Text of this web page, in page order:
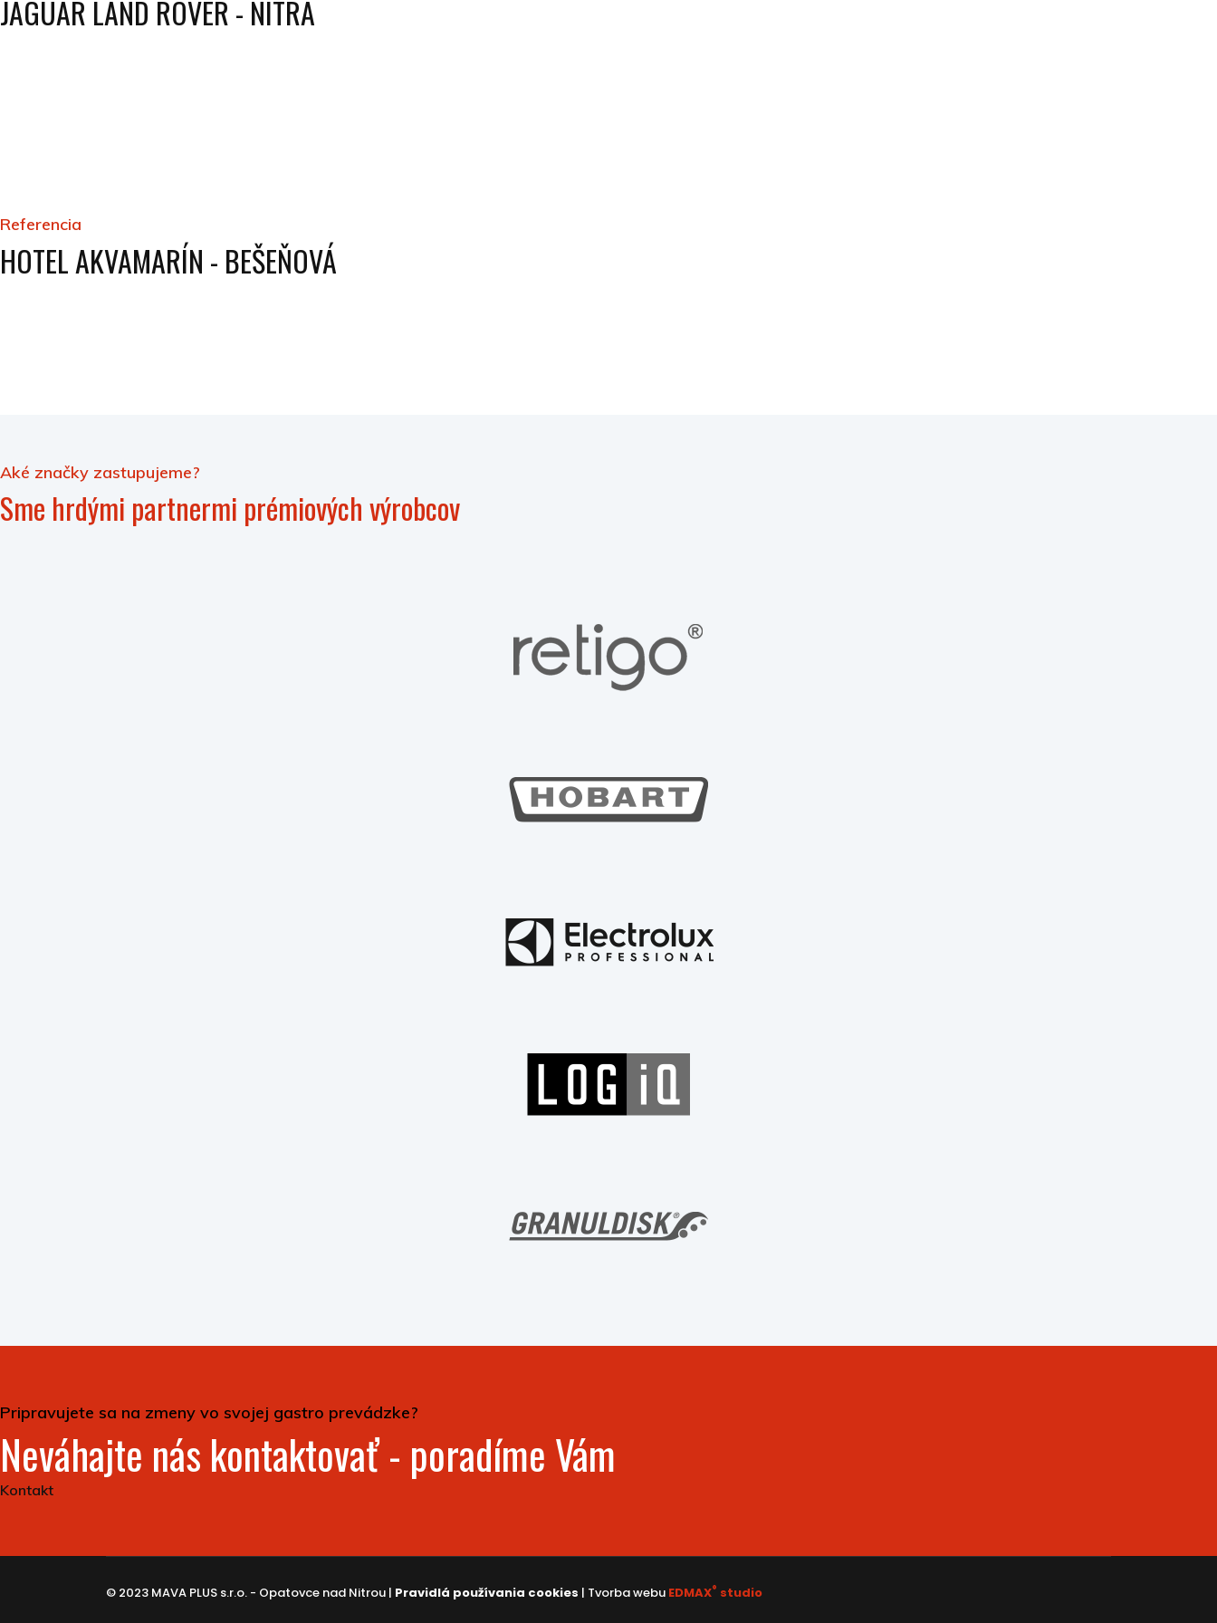
JAGUAR LAND ROVER - NITRA
Referencia
HOTEL AKVAMARÍN - BEŠEŇOVÁ
Aké značky zastupujeme?
Sme hrdými partnermi prémiových výrobcov
Pripravujete sa na zmeny vo svojej gastro prevádzke?
Neváhajte nás kontaktovať - poradíme Vám
Kontakt
© 2023 MAVA PLUS s.r.o. - Opatovce nad Nitrou | Pravidlá používania cookies | Tvorba webu EDMAX® studio